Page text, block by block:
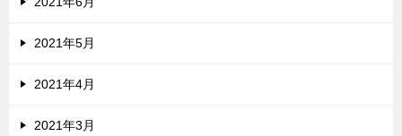
2021年5月
2021年4月
2021年3月